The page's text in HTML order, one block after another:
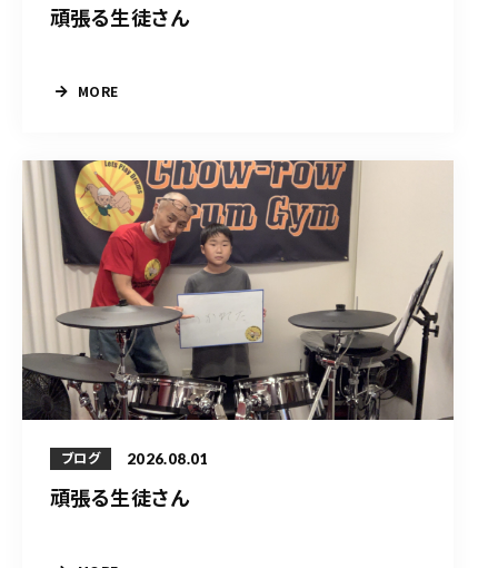
頑張る生徒さん
MORE
ブログ 2026.08.01
頑張る生徒さん